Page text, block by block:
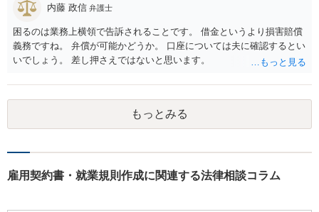
内藤 政信 弁護士
困るのは業務上横領で告訴されることです。 借金というより損害賠償
義務ですね。 弁償が可能かどうか。 口座については夫に確認するとい
いでしょう。 差し押さえではないと思います。
もっとみる
雇用契約書・就業規則作成に関連する法律相談コラム